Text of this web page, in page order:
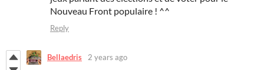
Nouveau Front populaire ! ^^
Reply
Bellaedris 2 years ago